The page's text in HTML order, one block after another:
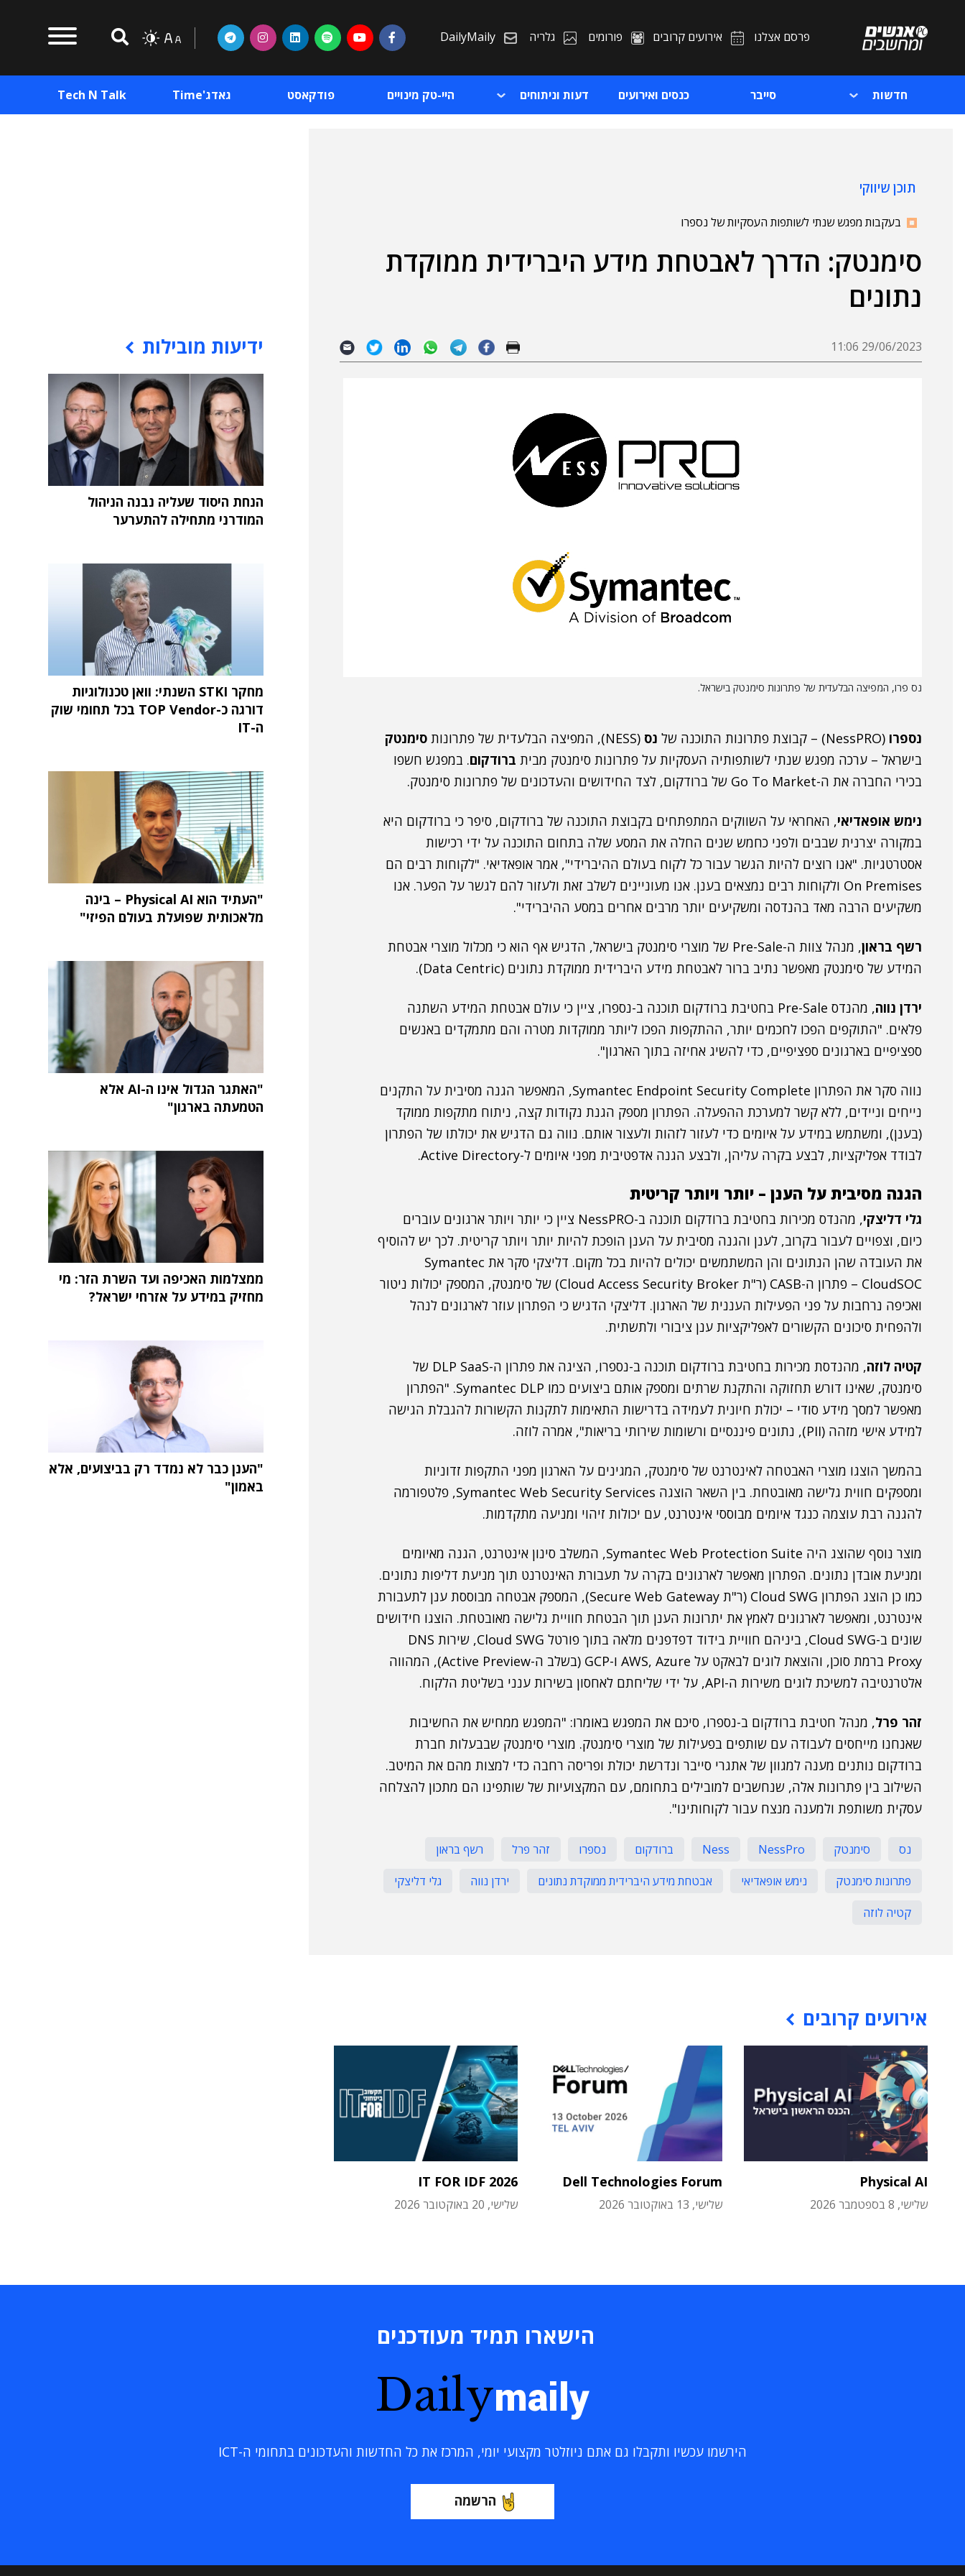
פרסם אצלנו אירועים קרובים פורומים גלריה DailyMaily
חדשות סייבר כנסים ואירועים דעות וניתוחים היי-טק מינויים פודקאסט גאדג'Time Tech N Talk
תוכן שיווקי
בעקבות מפגש שנתי לשותפות העסקיות של נספרו
סימנטק: הדרך לאבטחת מידע היברידית ממוקדת
נתונים
29/06/2023 11:06
נס פרו, המפיצה הבלעדית של פתרונות סימנטק בישראל.
נספרו (NessPRO) – קבוצת פתרונות התוכנה של נס (NESS), המפיצה הבלעדית של פתרונות
סימנטק
בישראל – ערכה מפגש שנתי לשותפותיה העסקיות על פתרונות סימנטק מבית ברודקום. במפגש חשפו
בכירי החברה את ה-Go To Market של ברודקום, לצד החידושים והעדכונים של פתרונות סימנטק.
נימש אופאדיאי, האחראי על השווקים המתפתחים בקבוצת התוכנה של ברודקום, סיפר כי ברודקום היא
במקורה יצרנית שבבים ולפני כחמש שנים החלה את המסע שלה בתחום התוכנה על ידי רכישות
אסטרטגיות. "אנו רוצים להיות הגשר עבור כל לקוח בעולם ההיברידי", אמר אופאדיאי. "לקוחות רבים הם
On Premises ולקוחות רבים נמצאים בענן. אנו מעוניינים לשלב זאת ולעזור להם לגשר על הפער. אנו
משקיעים הרבה מאד בהנדסה ומשקיעים יותר מרבים אחרים במסע ההיברידי".
רשף בראון
, מנהל צוות ה-Pre-Sale של מוצרי סימנטק בישראל, הדגיש אף הוא כי מכלול מוצרי אבטחת
המידע של סימנטק מאפשר נתיב ברור לאבטחת מידע היברידית ממוקדת נתונים (Data Centric).
ירדן נווה
, מהנדס Pre-Sale בחטיבת ברודקום תוכנה ב-נספרו, ציין כי עולם אבטחת המידע השתנה
פלאים. "התוקפים הפכו לחכמים יותר, ההתקפות הפכו ליותר ממוקדות מטרה והם מתמקדים באנשים
ספציפיים בארגונים ספציפיים, כדי להשיג אחיזה בתוך הארגון".
נווה סקר את הפתרון Symantec Endpoint Security Complete, המאפשר הגנה מסיבית על התקנים
נייחים וניידים, ללא קשר למערכת ההפעלה. הפתרון מספק הגנת נקודות קצה, ניתוח מתקפות ממוקד
(בענן), ומשתמש במידע על איומים כדי לעזור לזהות ולעצור אותם. נווה גם הדגיש את יכולתו של הפתרון
לבודד אפליקציות, לבצע בקרה עליהן, ולבצע הגנה אדפטיבית מפני איומים ל-Active Directory.
הגנה מסיבית על הענן – יותר ויותר קריטית
גלי דליצקי
, מהנדס מכירות בחטיבת ברודקום תוכנה ב-NessPRO ציין כי יותר ויותר ארגונים עוברים
כיום, וצפויים לעבור בקרוב, לענן והגנה מסיבית על הענן הופכת להיות יותר ויותר קריטית. לכך יש להוסיף
את העובדה שהן הנתונים והן המשתמשים יכולים להיות בכל מקום. דליצקי סקר את Symantec
CloudSOC – פתרון ה-CASB (ר"ת
Cloud Access Security Broker) של סימנטק, המספק יכולות ניטור
ואכיפה נרחבות על פני הפעילות העננית של הארגון. דליצקי הדגיש כי הפתרון עוזר לארגונים לנהל
ולהפחית סיכונים הקשורים לאפליקציות ענן ציבורי ולתשתית.
קטיה לוזה
, מהנדסת מכירות בחטיבת ברודקום תוכנה ב-נספרו, הציגה את פתרון ה-DLP SaaS של
סימנטק, שאינו דורש תחזוקה והתקנת שרתים ומספק אותם ביצועים כמו Symantec DLP. "הפתרון
מאפשר למסך מידע סודי – יכולת חיונית לעמידה בדרישות התאימות לתקנות הקשורות להגבלת הגישה
למידע אישי מזהה (PII), נתונים פיננסיים ורשומות שירותי בריאות", אמרה לוזה.
בהמשך הוצגו מוצרי האבטחה לאינטרנט של סימנטק, המגינים על הארגון מפני התקפות זדוניות
ומספקים חווית גלישה מאובטחת. בין השאר הוצגה Symantec Web Security Services, פלטפורמה
להגנה רבת עוצמה כנגד איומים מבוססי אינטרנט, עם יכולות זיהוי ומניעה מתקדמות.
מוצר נוסף שהוצג היה Symantec Web Protection Suite, המשלב סינון אינטרנט, הגנה מאיומים
ומניעת אובדן נתונים. הפתרון מאפשר לארגונים בקרה על תעבורת האינטרנט תוך מניעת דליפות נתונים.
כמו כן הוצג הפתרון Cloud SWG (ר"ת Secure Web Gateway), המספק אבטחה מבוססת ענן לתעבורת
אינטרנט, ומאפשר לארגונים לאמץ את יתרונות הענן תוך הבטחת חוויית גלישה מאובטחת. הוצגו חידושים
שונים ב-Cloud SWG, ביניהם חוויית בידוד דפדפנים מלאה בתוך פורטל Cloud SWG, שירות DNS
Proxy ברמת סוכן, והוצאת לוגים לבאקט על AWS, Azure ו-GCP (בשלב ה-Active Preview), המהווה
אלטרנטיבה למשיכת לוגים משירות ה-API, על ידי שליחתם לאחסון בשירות ענני בשליטת הלקוח.
זהר פרל, מנהל חטיבת ברודקום ב-נספרו, סיכם את המפגש באומרו: "המפגש ממחיש את החשיבות
שאנחנו מייחסים לעבודה עם שותפים בפעילות של מוצרי סימנטק. מוצרי סימנטק שבבעלות חברת
ברודקום נותנים מענה למגוון של אתגרי סייבר ונדרשת יכולת ופריסה רחבה כדי למצות מהם את המיטב.
השילוב בין פתרונות אלה, שנחשבים למובילים בתחומם, עם המקצועיות של שותפינו הם מתכון להצלחה
עסקית משותפת ולמענה מנצח עבור לקוחותינו".
נס סימנטק NessPro
Ness ברודקום נספרו זהר פרל
רשף בראון
פתרונות סימנטק
נימש אופאדיאי אבטחת מידע היברידית ממוקדת נתונים ירדן נווה
גלי דליצקי
קטיה לוזה
אירועים קרובים
Physical AI
שלישי, 8 בספטמבר 2026
Dell Technologies Forum
שלישי, 13 באוקטובר 2026
IT FOR IDF 2026
שלישי, 20 באוקטובר 2026
ידיעות מובילות
הנחת היסוד שעליה נבנה הניהול
המודרני מתחילה להתערער
מחקר STKI השנתי: וואן טכנולוגיות
דורגה כ-TOP Vendor בכל תחומי שוק
ה-IT
"העתיד הוא Physical AI – בינה
מלאכותית שפועלת בעולם הפיזי"
"האתגר הגדול אינו ה-AI אלא
הטמעתה בארגון"
ממצלמות האכיפה ועד השרת הזר: מי
מחזיק במידע על אזרחי ישראל?
"הענן כבר לא נמדד רק בביצועים, אלא
באמון"
הישארו תמיד מעודכנים
Dailymaily
הירשמו עכשיו ותקבלו גם אתם ניוזלטר מקצועי יומי, המרכז את כל החדשות והעדכונים בתחומי ה-ICT
הרשמה